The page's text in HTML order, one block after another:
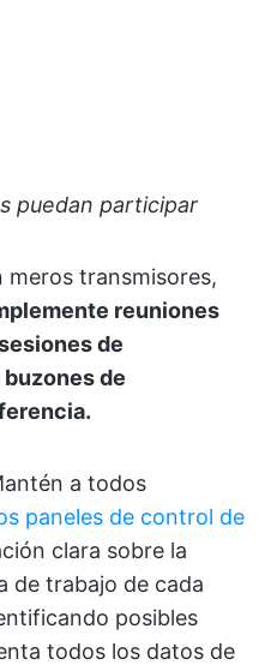
puedan participar
meros transmisores,
reuniones
de
de
a todos
paneles de control de
clara sobre la
de trabajo de cada
posibles
todos los datos de